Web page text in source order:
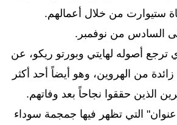
ستيوارت من خلال أعمالهم.
السادس من نوفمبر.
ترجع أصوله لهايتي وبورتو ريكو، عن
زائدة من الهروين، وهو أيضاً أحد أكثر
الذين حققوا نجاحاً بعد وفاتهم.
التي تظهر فيها جمجمة سوداء